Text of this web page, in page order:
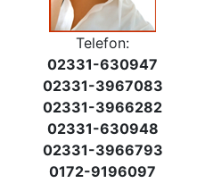
Telefon:
02331-630947
02331-3967083
02331-3966282
02331-630948
02331-3966793
0172-9196097